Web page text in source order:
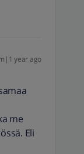
year ago
me
Eli